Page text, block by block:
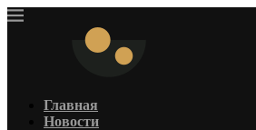
Главная
Новости